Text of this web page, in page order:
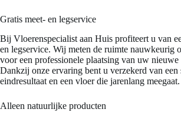
Gratis meet- en legservice
Bij Vloerenspecialist aan Huis profiteert u van
en legservice. Wij meten de ruimte nauwkeurig
voor een professionele plaatsing van uw nieuwe
Dankzij onze ervaring bent u verzekerd van een
eindresultaat en een vloer die jarenlang meegaat.
Alleen natuurlijke producten